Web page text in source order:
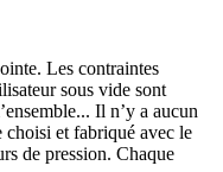
Les contraintes
sous vide sont
Il n’y a aucun
choisi et fabriqué avec le
de pression. Chaque